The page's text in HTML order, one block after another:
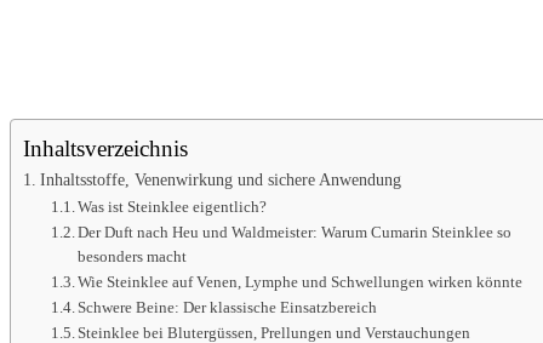
Inhaltsverzeichnis
Inhaltsstoffe, Venenwirkung und sichere Anwendung
Was ist Steinklee eigentlich?
Der Duft nach Heu und Waldmeister: Warum Cumarin Steinklee so
besonders macht
Wie Steinklee auf Venen, Lymphe und Schwellungen wirken könnte
Schwere Beine: Der klassische Einsatzbereich
Steinklee bei Blutergüssen, Prellungen und Verstauchungen